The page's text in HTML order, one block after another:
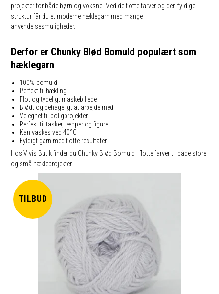
projekter for både børn og voksne. Med de flotte farver og den fyldige
struktur får du et moderne hæklegarn med mange
anvendelsesmuligheder.
Derfor er Chunky Blød Bomuld populært som
hæklegarn
100% bomuld
Perfekt til hækling
Flot og tydeligt maskebillede
Blødt og behageligt at arbejde med
Velegnet til boligprojekter
Perfekt til tasker, tæpper og figurer
Kan vaskes ved 40°C
Fyldigt garn med flotte resultater
Hos Vivis Butik finder du Chunky Blød Bomuld i flotte farver til både store
og små hækleprojekter.
TILBUD